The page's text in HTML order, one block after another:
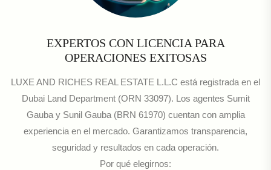
EXPERTOS CON LICENCIA PARA
OPERACIONES EXITOSAS
LUXE AND RICHES REAL ESTATE L.L.C está registrada en el
Dubai Land Department (ORN 33097). Los agentes Sumit
Gauba y Sunil Gauba (BRN 61970) cuentan con amplia
experiencia en el mercado. Garantizamos transparencia,
seguridad y resultados en cada operación.
Por qué elegirnos: